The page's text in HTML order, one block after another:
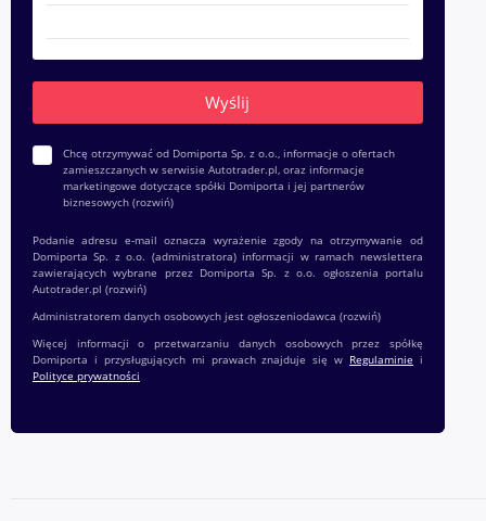
Chcę otrzymywać od Domiporta Sp. z o.o., informacje o ofertach
zamieszczanych w serwisie Autotrader.pl, oraz informacje
marketingowe dotyczące spółki Domiporta i jej partnerów
biznesowych (rozwiń)
Podanie adresu e-mail oznacza wyrażenie zgody na otrzymywanie od
Domiporta Sp. z o.o. (administratora) informacji w ramach newslettera
zawierających wybrane przez Domiporta Sp. z o.o. ogłoszenia portalu
Autotrader.pl (rozwiń)
Administratorem danych osobowych jest ogłoszeniodawca (rozwiń)
Więcej informacji o przetwarzaniu danych osobowych przez spółkę
Domiporta i przysługujących mi prawach znajduje się w Regulaminie i
Polityce prywatności